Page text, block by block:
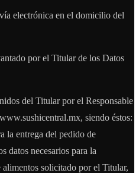
electrónica en el domicilio del
por el Titular de los Datos
del Titular por el Responsable
siendo éstos:
la entrega del pedido de
datos necesarios para la
solicitado por el Titular,